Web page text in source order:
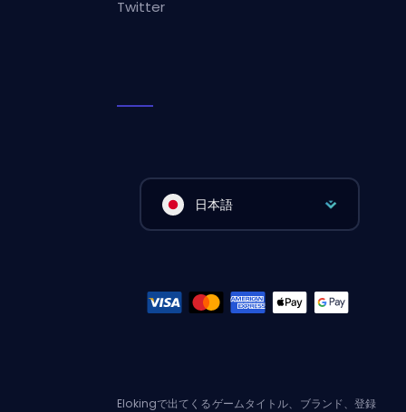
Twitter
日本語
Elokingで出てくるゲームタイトル、ブランド、登録